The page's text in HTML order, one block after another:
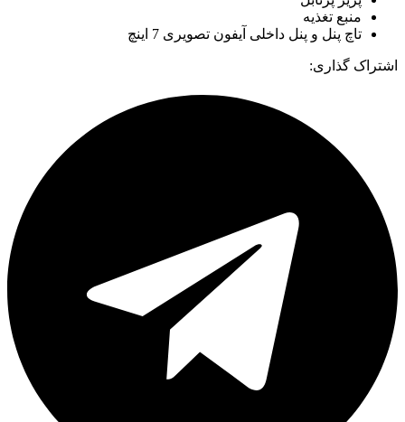
منبع تغذیه
تاچ پنل و پنل داخلی آیفون تصویری 7 اینچ
اشتراک گذاری: